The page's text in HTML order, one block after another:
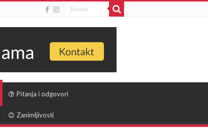
Pitanja i odgovori
Zanimljivosti